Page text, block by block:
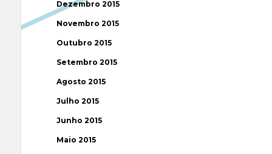
Dezembro 2015
Novembro 2015
Outubro 2015
Setembro 2015
Agosto 2015
Julho 2015
Junho 2015
Maio 2015